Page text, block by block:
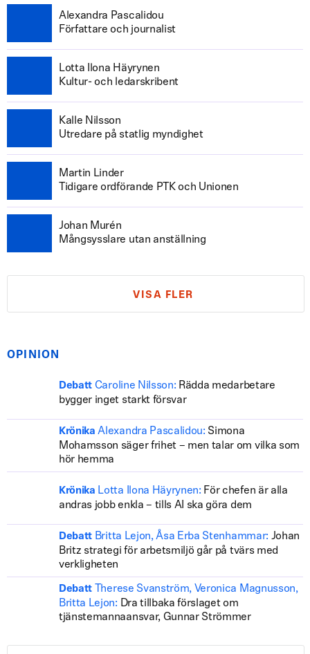
Alexandra Pascalidou
Författare och journalist
Lotta Ilona Häyrynen
Kultur- och ledarskribent
Kalle Nilsson
Utredare på statlig myndighet
Martin Linder
Tidigare ordförande PTK och Unionen
Johan Murén
Mångsysslare utan anställning
VISA FLER
OPINION
Debatt Caroline Nilsson: Rädda medarbetare
bygger inget starkt försvar
Krönika Alexandra Pascalidou: Simona
Mohamsson säger frihet – men talar om vilka som
hör hemma
Krönika Lotta Ilona Häyrynen: För chefen är alla
andras jobb enkla – tills AI ska göra dem
Debatt Britta Lejon, Åsa Erba Stenhammar: Johan
Britz strategi för arbetsmiljö går på tvärs med
verkligheten
Debatt
Therese Svanström, Veronica Magnusson,
Britta Lejon: Dra tillbaka förslaget om
tjänstemannaansvar, Gunnar Strömmer